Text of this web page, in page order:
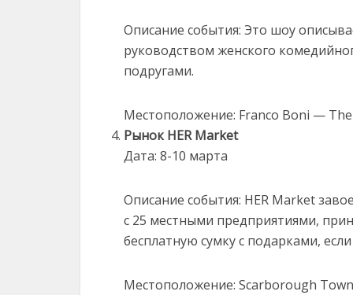
Описание события: Это шоу
руководством женского
подругами.
Местоположение: Franco Boni —
Рынок HER Market
Дата: 8-10 марта
Описание события: HER Market
с 25 местными предприятиями,
бесплатную сумку с подарками,
Местоположение: Scarborough